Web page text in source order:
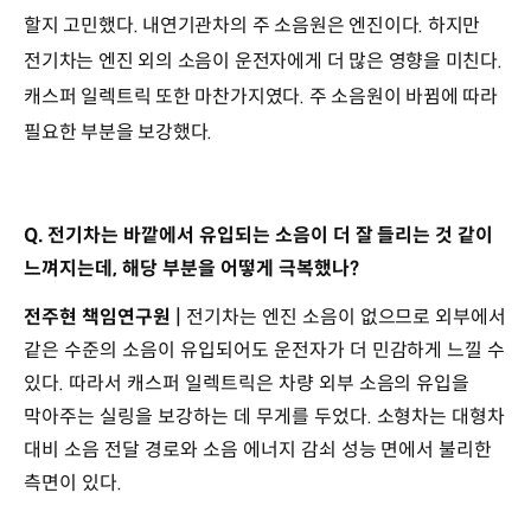
할지 고민했다. 내연기관차의 주 소음원은 엔진이다. 하지만
전기차는 엔진 외의 소음이 운전자에게 더 많은 영향을 미친다.
캐스퍼 일렉트릭 또한 마찬가지였다. 주 소음원이 바뀜에 따라
필요한 부분을 보강했다.
Q. 전기차는 바깥에서 유입되는 소음이 더 잘 들리는 것 같이
느껴지는데, 해당 부분을 어떻게 극복했나?
전주현 책임연구원 |
전기차는 엔진 소음이 없으므로 외부에서
같은 수준의 소음이 유입되어도 운전자가 더 민감하게 느낄 수
있다. 따라서 캐스퍼 일렉트릭은 차량 외부 소음의 유입을
막아주는 실링을 보강하는 데 무게를 두었다. 소형차는 대형차
대비 소음 전달 경로와 소음 에너지 감쇠 성능 면에서 불리한
측면이 있다.